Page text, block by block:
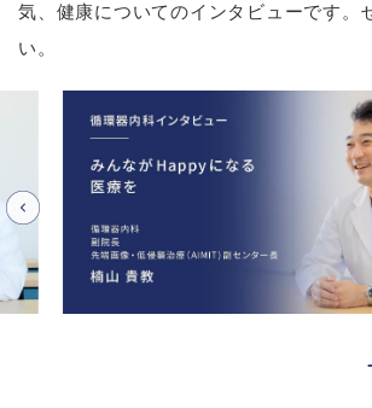
気、健康についてのインタビューです。
い。